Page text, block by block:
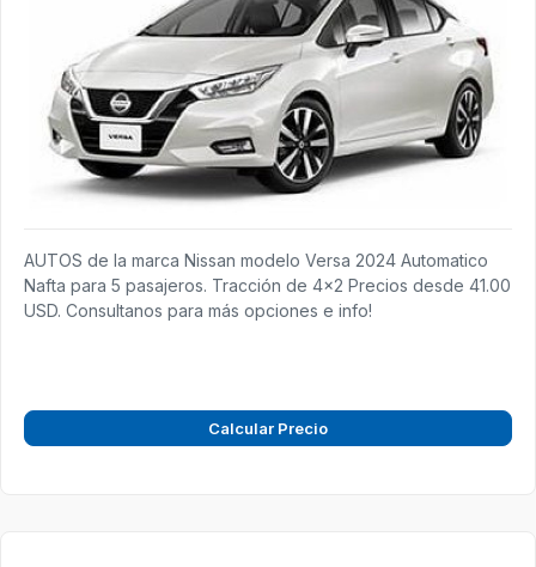
AUTOS de la marca Nissan modelo Versa 2024 Automatico
Nafta para 5 pasajeros. Tracción de 4x2 Precios desde 41.00
USD. Consultanos para más opciones e info!
Calcular Precio